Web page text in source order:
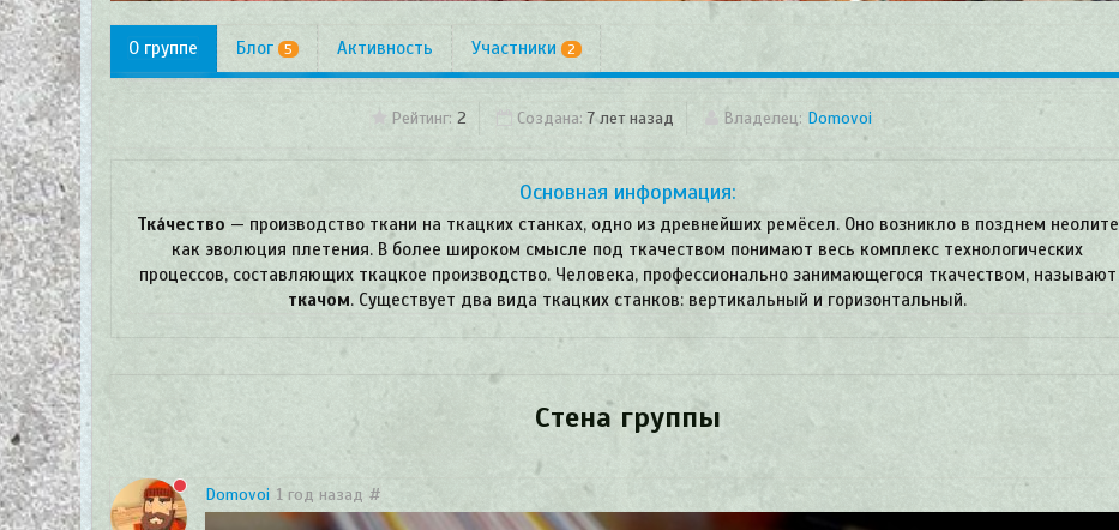
О группе Блог 5 Активность Участники 2
Рейтинг: 2 Создана: 7 лет назад Владелец: Domovoi
Основная информация
Тка́чество — производство ткани на ткацких станках, одно из древнейших ремёсел. Оно возникло в позднем неолите
как эволюция плетения. В более широком смысле под ткачеством понимают весь комплекс технологических
процессов, составляющих ткацкое производство. Человека, профессионально занимающегося ткачеством, называют
ткачом. Существует два вида ткацких станков: вертикальный и горизонтальный.
Стена группы
Domovoi 1 год назад #